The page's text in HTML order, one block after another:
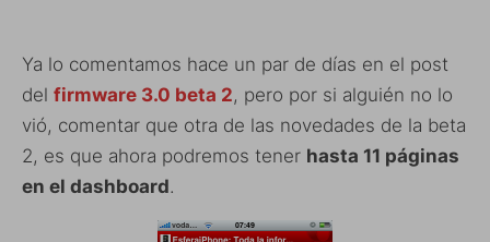
Ya lo comentamos hace un par de días en el post
del firmware 3.0 beta 2, pero por si alguién no lo
vió, comentar que otra de las novedades de la beta
2, es que ahora podremos tener hasta 11 páginas
en el dashboard.